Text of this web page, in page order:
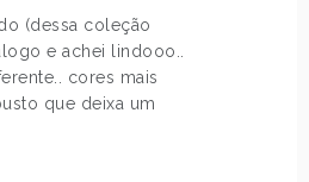
(dessa coleção
e achei lindooo..
cores mais
que deixa um